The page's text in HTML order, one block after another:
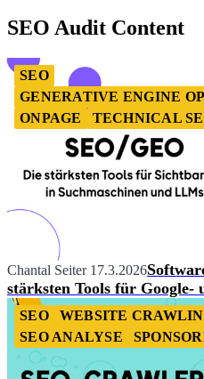
SEO Audit Content
SEO
GENERATIVE ENGINE
ONPAGE
TECHNICAL
Chantal Seiter 17.3.2026
stärksten Tools für
SEO WEBSITE
SEO ANALYSE